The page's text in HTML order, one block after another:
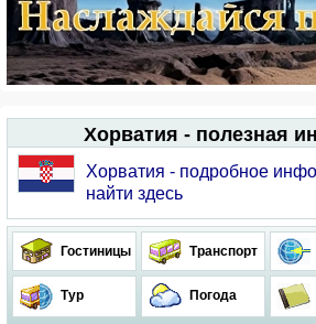
Хорватия - полезная
Хорватия - подробное
найти здесь
Гостиницы Транспорт
Тур Погода